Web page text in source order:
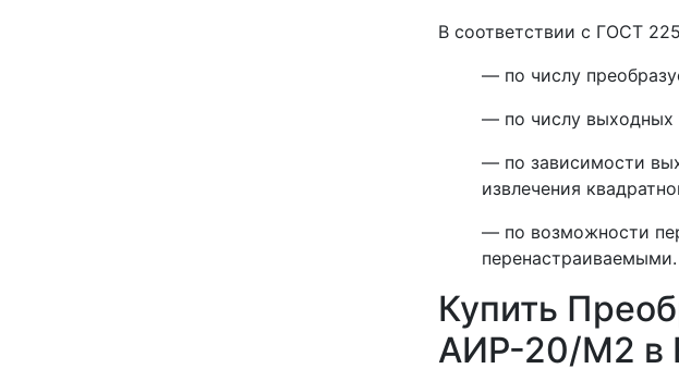
В соответствии с ГОСТ
— по числу
— по числу выходных
— по зависимости
извлечения
— по возможности
перенастраиваемыми.
Купить
АИР-20/М2 в